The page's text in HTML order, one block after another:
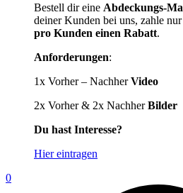
Bestell dir eine Abdeckungs-
deiner Kunden bei uns, zahle
pro Kunden einen Rabatt.
Anforderungen:
1x Vorher – NachherVideo
2x Vorher & 2x NachherBilder
Du hast Interesse?
Hier eintragen
0